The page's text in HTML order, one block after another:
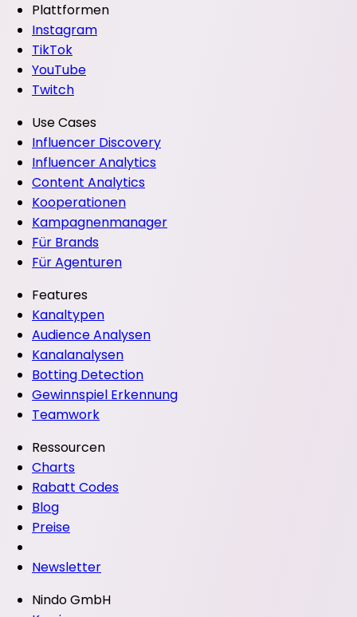
Plattformen
Instagram
TikTok
YouTube
Twitch
Use Cases
Influencer Discovery
Influencer Analytics
Content Analytics
Kooperationen
Kampagnenmanager
Für Brands
Für Agenturen
Features
Kanaltypen
Audience Analysen
Kanalanalysen
Botting Detection
Gewinnspiel Erkennung
Teamwork
Ressourcen
Charts
Rabatt Codes
Blog
Preise
Newsletter
Nindo GmbH